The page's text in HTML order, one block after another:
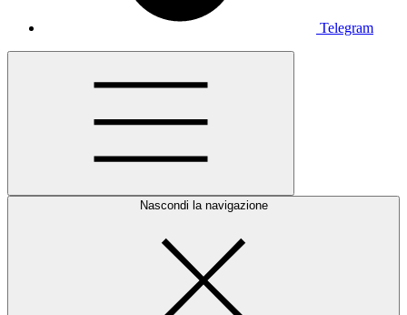
Telegram
Nascondi la navigazione